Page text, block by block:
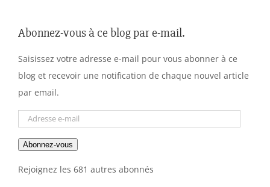
Abonnez-vous à ce blog par e-mail.
Saisissez votre adresse e-mail pour vous abonner à ce
blog et recevoir une notification de chaque nouvel article
par email.
Adresse
mail
Abonnez-vous
Rejoignez les 681 autres abonnés